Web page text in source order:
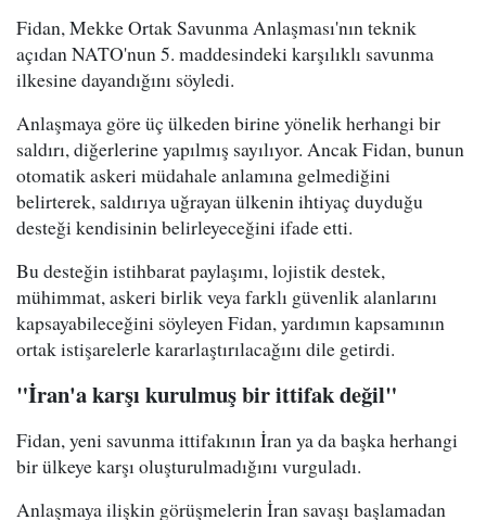
Fidan, Mekke Ortak Savunma Anlaşması'nın teknik
açıdan NATO'nun 5. maddesindeki karşılıklı savunma
ilkesine dayandığını söyledi.
Anlaşmaya göre üç ülkeden birine yönelik herhangi bir
saldırı, diğerlerine yapılmış sayılıyor. Ancak Fidan, bunun
otomatik askeri müdahale anlamına gelmediğini
belirterek, saldırıya uğrayan ülkenin ihtiyaç duyduğu
desteği kendisinin belirleyeceğini ifade etti.
Bu desteğin istihbarat paylaşımı, lojistik destek,
mühimmat, askeri birlik veya farklı güvenlik alanlarını
kapsayabileceğini söyleyen Fidan, yardımın kapsamının
ortak istişarelerle kararlaştırılacağını dile getirdi.
"İran'a karşı kurulmuş bir ittifak değil"
Fidan, yeni savunma ittifakının İran ya da başka herhangi
bir ülkeye karşı oluşturulmadığını vurguladı.
Anlaşmaya ilişkin görüşmelerin İran savaşı başlamadan